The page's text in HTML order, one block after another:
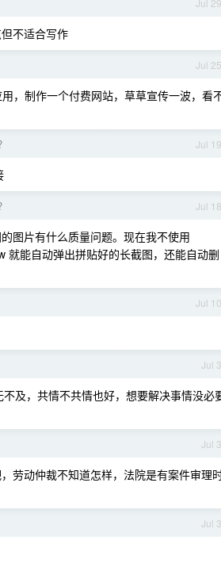
Jul 29
不适合写作
Jul 25
，制作一个付费网站，草草宣传一波，看
Jul 19
Jul 18
图片有什么质量问题。现在我不使用
就能自动弹出拼贴好的长截图，还能自动删
Jul 10
Jul 3
及，共情不共情也好，想要解决事情没必
Jul 3
劳动仲裁不知道怎样，法院是有案件审理
Jul 3